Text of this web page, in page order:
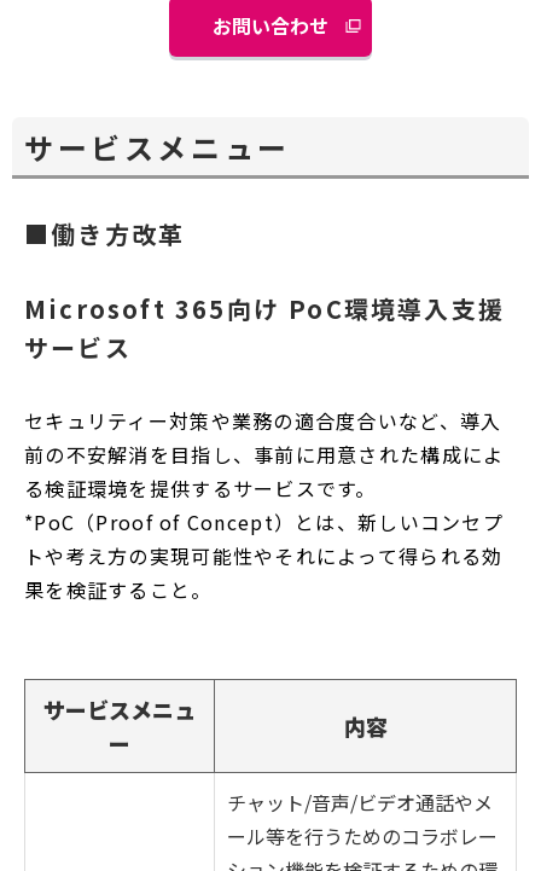
お問い合わせ 別
ウ
ウ
サービスメニュー
■働き方改革
Microsoft 365向け PoC環境導入支援
サービス
セキュリティー対策や業務の適合度合いなど、導入
前の不安解消を目指し、事前に用意された構成によ
る検証環境を提供するサービスです。
*PoC（Proof of Concept）とは、新しいコンセプ
トや考え方の実現可能性やそれによって得られる効
果を検証すること。
サービスメニュ
ー
内容
チャット/音声/ビデオ通話やメ
ール等を行うためのコラボレー